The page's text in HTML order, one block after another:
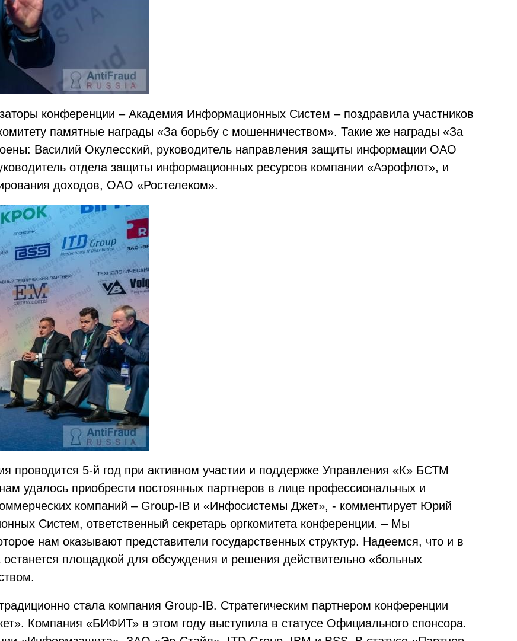
конференции – Академия Информационных Систем – поздравила участников
памятные награды «За борьбу с мошенничеством». Такие же награды «За
Василий Окулесский, руководитель направления защиты информации ОАО
отдела защиты информационных ресурсов компании «Аэрофлот», и
доходов, ОАО «Ростелеком».
проводится 5-й год при активном участии и поддержке Управления «К» БСТМ
удалось приобрести постоянных партнеров в лице профессиональных и
компаний – Group-IB и «Инфосистемы Джет», - комментирует Юрий
Систем, ответственный секретарь оргкомитета конференции. – Мы
нам оказывают представители государственных структур. Надеемся, что и в
площадкой для обсуждения и решения действительно «больных
стала компания Group-IB. Стратегическим партнером конференции
Компания «БИФИТ» в этом году выступила в статусе Официального спонсора.